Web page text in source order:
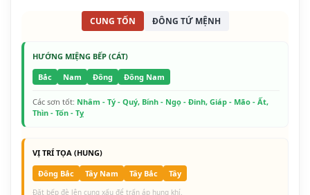
CUNG TỐN ĐÔNG TỨ MỆNH
HƯỚNG MIỆNG BẾP (CÁT)
Bắc
Nam Đông Đông Nam
Các sơn tốt: Nhâm - Tý - Quý, Bính - Ngọ - Đinh, Giáp - Mão - Ất,
Thìn - Tốn - Tỵ
VỊ TRÍ TỌA (HUNG)
Đông Bắc
Tây Nam Tây Bắc Tây
Đặt bếp đè lên cung xấu để trấn áp hung khí.